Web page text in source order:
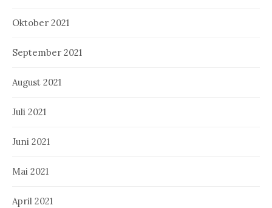
Oktober 2021
September 2021
August 2021
Juli 2021
Juni 2021
Mai 2021
April 2021